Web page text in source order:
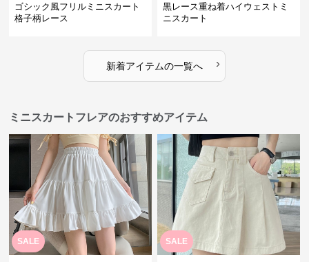
ゴシック風フリルミニスカート
格子柄レース
黒レース重ね着ハイウェストミ
ニスカート
新着アイテムの一覧へ ›
ミニスカートフレアのおすすめアイテム
SALE SALE